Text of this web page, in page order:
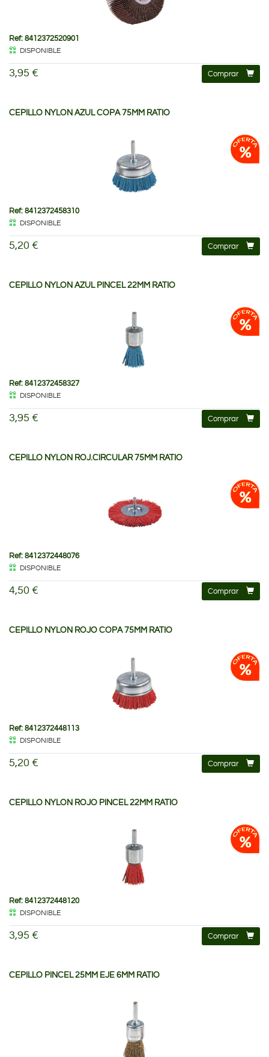
Ref: 8412372520901
DISPONIBLE
3,95 € Comprar
CEPILLO NYLON AZUL COPA 75MM RATIO
Ref: 8412372458310
DISPONIBLE
5,20 € Comprar
CEPILLO NYLON AZUL PINCEL 22MM RATIO
Ref: 8412372458327
DISPONIBLE
3,95 € Comprar
CEPILLO NYLON ROJ.CIRCULAR 75MM RATIO
Ref: 8412372448076
DISPONIBLE
4,50 € Comprar
CEPILLO NYLON ROJO COPA 75MM RATIO
Ref: 8412372448113
DISPONIBLE
5,20 € Comprar
CEPILLO NYLON ROJO PINCEL 22MM RATIO
Ref: 8412372448120
DISPONIBLE
3,95 € Comprar
CEPILLO PINCEL 25MM EJE 6MM RATIO